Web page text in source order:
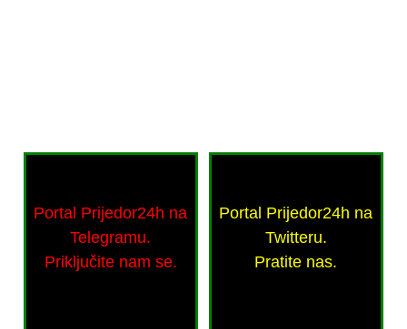
Portal Prijedor24h na
Telegramu.
Priključite nam se.
Portal Prijedor24h na
Twitteru.
Pratite nas.